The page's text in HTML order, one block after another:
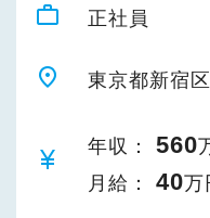
work_outline 正社員
place 東京都新宿区
currency_yen
年収： 560
月給： 40万